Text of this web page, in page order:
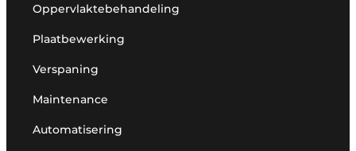
Oppervlaktebehandeling
Plaatbewerking
Verspaning
Maintenance
Automatisering